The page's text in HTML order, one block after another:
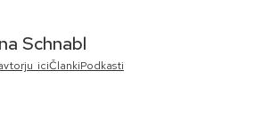
Schnabl
ČlankiPodkasti